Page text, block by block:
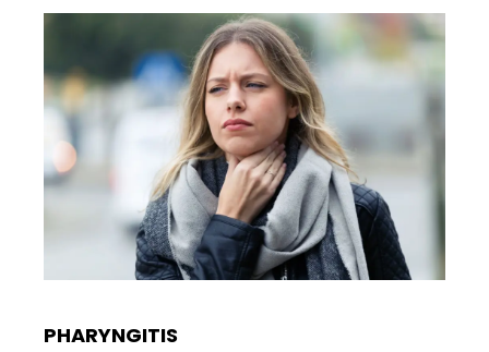
PHARYNGITIS